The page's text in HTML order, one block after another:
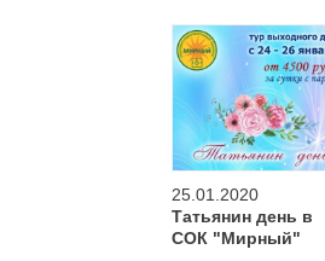
25.01.2020
Татьянин день в
СОК "Мирный"